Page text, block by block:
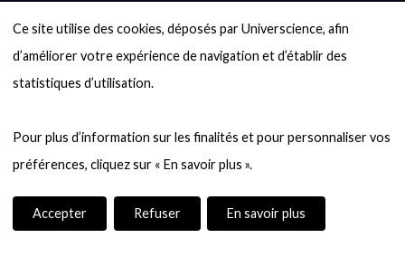
Ce site utilise des cookies, déposés par Universcience, afin
d’améliorer votre expérience de navigation et d’établir des
statistiques d’utilisation.
Pour plus d’information sur les finalités et pour personnaliser vos
Accepter Refuser En savoir plus
6000 exoplanètes, et pas de « Terre »
en vue ?
Quel avenir pour les cryptos ?
Entre mathématiques et politique : la
quête d’un vote équitable
casse-tête